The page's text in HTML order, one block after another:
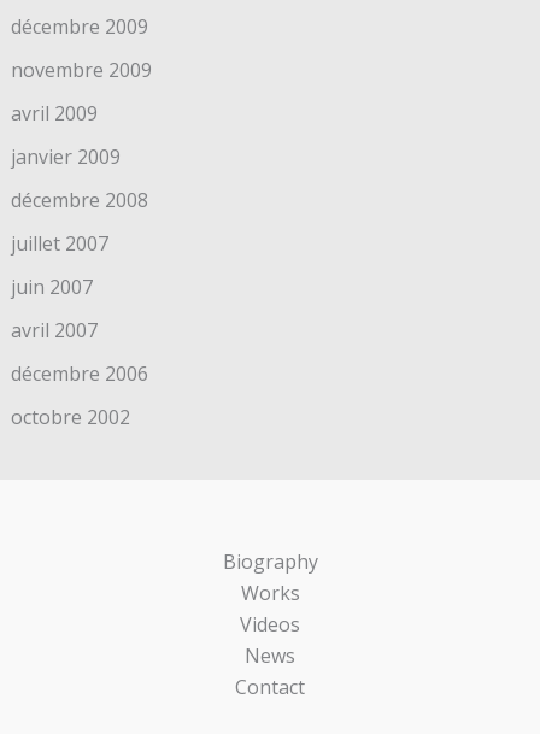
décembre 2009
novembre 2009
avril 2009
janvier 2009
décembre 2008
juillet 2007
juin 2007
avril 2007
décembre 2006
octobre 2002
Biography
Works
Videos
News
Contact